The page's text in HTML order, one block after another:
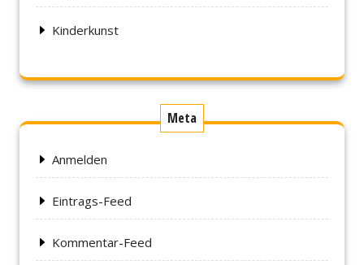
Kinderkunst
Meta
Anmelden
Eintrags-Feed
Kommentar-Feed